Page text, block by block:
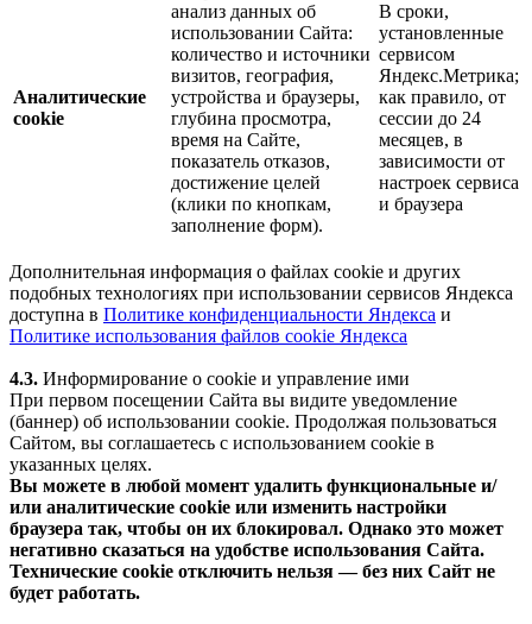
Аналитические
cookie
анализ данных об
использовании Сайта:
количество и источники
визитов, география,
устройства и браузеры,
глубина просмотра,
время на Сайте,
показатель отказов,
достижение целей
(клики по кнопкам,
заполнение форм).
В сроки,
установленные
сервисом
Яндекс.Метрика;
как правило, от
сессии до 24
месяцев, в
зависимости от
настроек сервиса
и браузера
Дополнительная информация о файлах cookie и других
подобных технологиях при использовании сервисов Яндекса
доступна в Политике конфиденциальности Яндекса и
Политике использования файлов cookie Яндекса
4.3. Информирование о cookie и управление ими
При первом посещении Сайта вы видите уведомление
(баннер) об использовании cookie. Продолжая пользоваться
Сайтом, вы соглашаетесь с использованием cookie в
указанных целях.
Вы можете в любой момент удалить функциональные и/
или аналитические cookie или изменить настройки
браузера так, чтобы он их блокировал. Однако это может
негативно сказаться на удобстве использования Сайта.
Технические cookie отключить нельзя — без них Сайт не
будет работать.